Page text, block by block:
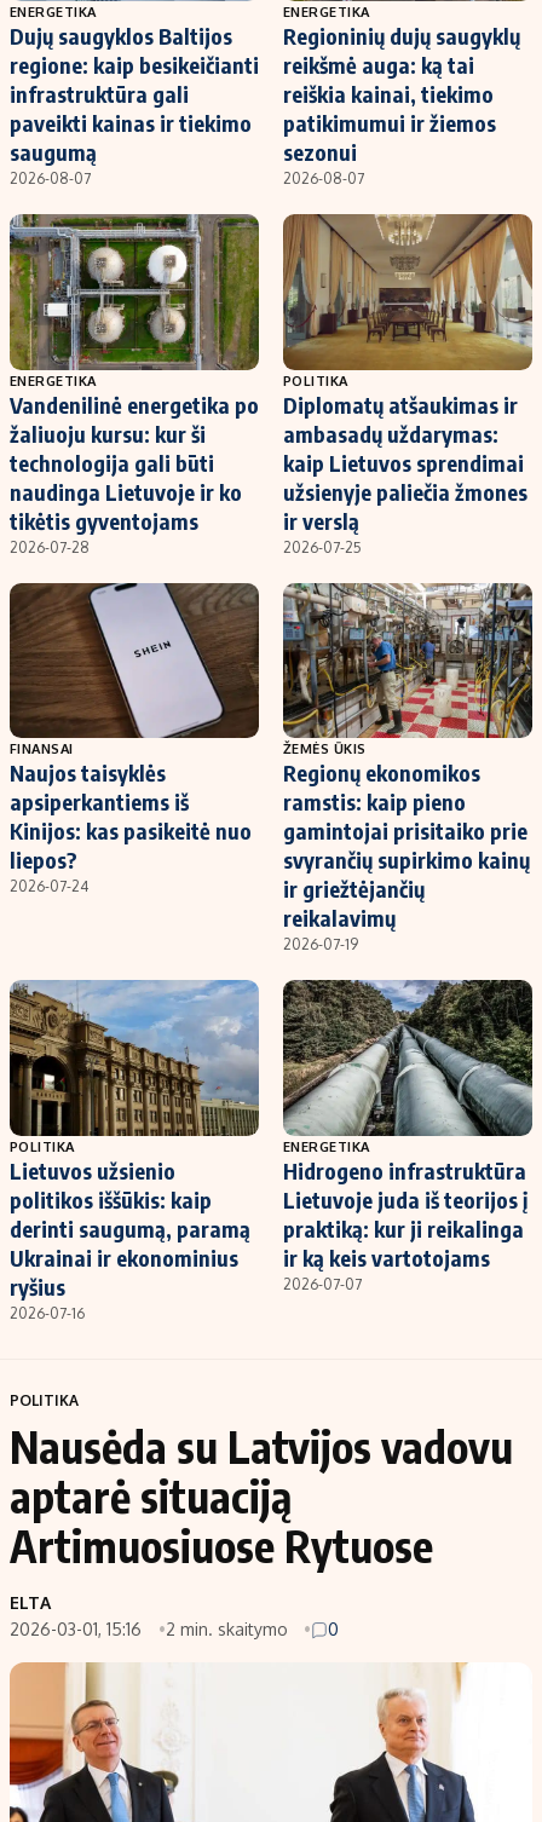
ENERGETIKA
Dujų saugyklos Baltijos
regione: kaip besikeičianti
infrastruktūra gali
paveikti kainas ir tiekimo
saugumą
2026-08-07
ENERGETIKA
Regioninių dujų saugyklų
reikšmė auga: ką tai
reiškia kainai, tiekimo
patikimumui ir žiemos
sezonui
2026-08-07
ENERGETIKA
Vandenilinė energetika po
žaliuoju kursu: kur ši
technologija gali būti
naudinga Lietuvoje ir ko
tikėtis gyventojams
2026-07-28
POLITIKA
Diplomatų atšaukimas ir
ambasadų uždarymas:
kaip Lietuvos sprendimai
užsienyje paliečia žmones
ir verslą
2026-07-25
FINANSAI
Naujos taisyklės
apsiperkantiems iš
Kinijos: kas pasikeitė nuo
liepos?
2026-07-24
ŽEMĖS ŪKIS
Regionų ekonomikos
ramstis: kaip pieno
gamintojai prisitaiko prie
svyrančių supirkimo kainų
ir griežtėjančių
reikalavimų
2026-07-19
POLITIKA
Lietuvos užsienio
politikos iššūkis: kaip
derinti saugumą, paramą
Ukrainai ir ekonominius
ryšius
2026-07-16
ENERGETIKA
Hidrogeno infrastruktūra
Lietuvoje juda iš teorijos į
praktiką: kur ji reikalinga
ir ką keis vartotojams
2026-07-07
POLITIKA
Nausėda su Latvijos vadovu
aptarė situaciją
Artimuosiuose Rytuose
ELTA
2026-03-01, 15:16
2 min. skaitymo 0